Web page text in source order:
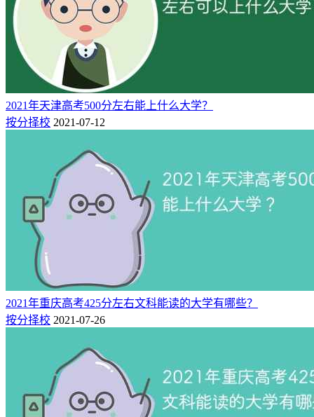
2021年天津高考500分左右能上什么大学？
按分择校 2021-07-12
2021年重庆高考425分左右文科能读的大学有哪些？
按分择校 2021-07-26